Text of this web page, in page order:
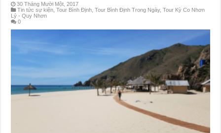
30 Tháng Mười Một, 2017
Tin tức sự kiện ,Tour Bình Định ,Tour Bình Định Trong Ngày,Tour Kỳ Co Nhơn
Lý - Quy Nhơn
0